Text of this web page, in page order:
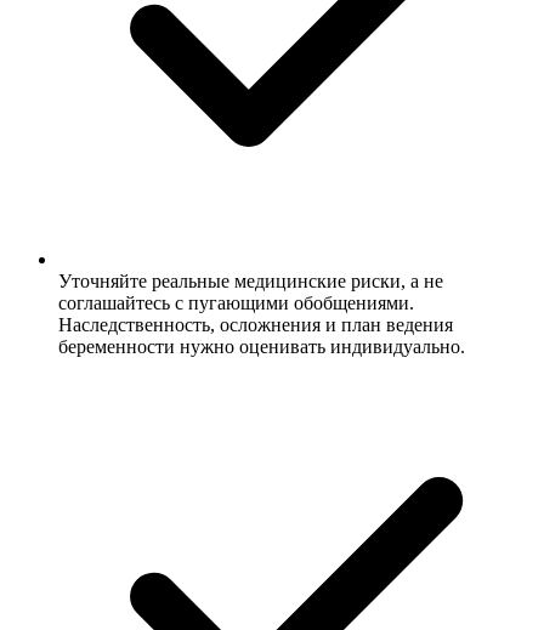
Уточняйте реальные медицинские риски, а не
соглашайтесь с пугающими обобщениями.
Наследственность, осложнения и план ведения
беременности нужно оценивать индивидуально.